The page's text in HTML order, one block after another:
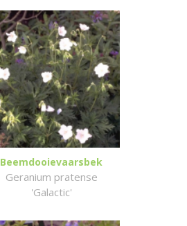
Beemdooievaarsbek
Geranium pratense
'Galactic'